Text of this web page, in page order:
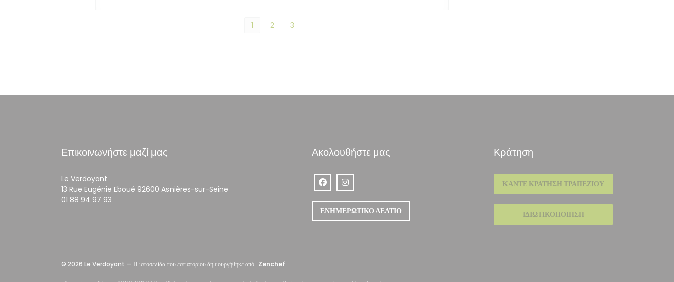
1 2 3
Επικοινωνήστε μαζί μας
Le Verdoyant
13 Rue Eugénie Eboué 92600 Asnières-sur-Seine
01 88 94 97 93
Ακολουθήστε μας
Facebook ((ανοίγει σε νέο παράθυρο))
Instagram ((ανοίγει σε νέο παράθυρο))
ΕΝΗΜΕΡΩΤΙΚΌ ΔΕΛΤΊΟ
Κράτηση
ΚΆΝΤΕ ΚΡΆΤΗΣΗ ΤΡΑΠΕΖΙΟΎ
ΙΔΙΩΤΙΚΟΠΟΊΗΣΗ
© 2026 Le Verdoyant — Η ιστοσελίδα του εστιατορίου δημιουργήθηκε από Zenchef